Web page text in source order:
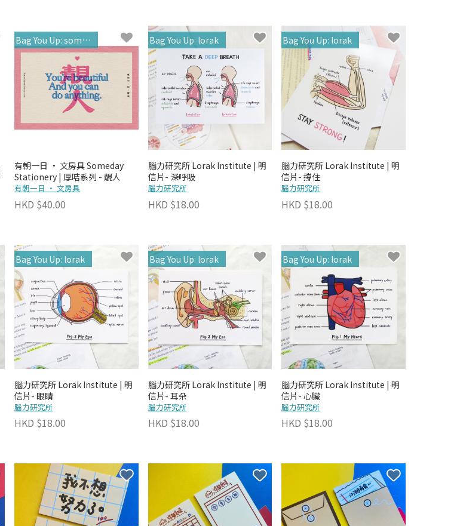
Bag You Up: someday
有朝一日 • 文房具 Someday
Stationery | 厚咭系列 - 靚人
有朝一日 • 文房具
HKD $40.00
Bag You Up: lorak
腦力研究所 Lorak Institute | 明
信片- 深呼吸
腦力研究所
HKD $18.00
Bag You Up: lorak
腦力研究所 Lorak Institute | 明
信片- 撐住
腦力研究所
HKD $18.00
Bag You Up: lorak
腦力研究所 Lorak Institute | 明
信片- 眼睛
腦力研究所
HKD $18.00
Bag You Up: lorak
腦力研究所 Lorak Institute | 明
信片- 耳朵
腦力研究所
HKD $18.00
Bag You Up: lorak
腦力研究所 Lorak Institute | 明
信片- 心臟
腦力研究所
HKD $18.00